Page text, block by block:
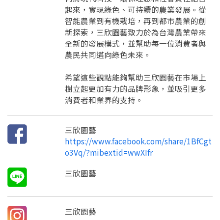
起來，實現綠色、可持續的農業發展。從
智能農業到有機栽培，再到都市農業的創
新探索，三欣園藝致力於為台灣農業帶來
全新的發展模式，並幫助每一位消費者與
農民共同邁向綠色未來。
希望這些觀點能夠幫助三欣園藝在市場上
樹立起更加有力的品牌形象，並吸引更多
消費者和業界的支持。
三欣園藝
https://www.facebook.com/share/1BfCgt
o3Vq/?mibextid=wwXIfr
三欣園藝
三欣園藝
只要驗證手機號碼就能完成註冊。
您要繼續嗎？
返回 繼續註冊
點擊加入 LINE 好友
返回 繼續註冊
註冊完成了！
開始填寫申請資料吧~
填寫申請資料
確認
您的申請資料正在等候審查中，
要申請新產品嗎？
查看申請進度 申請新產品
返回首頁
想知道怎麼做更容易通過審核嗎？
看看申請教學吧！
如果你已經準備好了，
點擊「直接申請」按鈕開始填寫申請表。
直接申請 看密笈
返回首頁